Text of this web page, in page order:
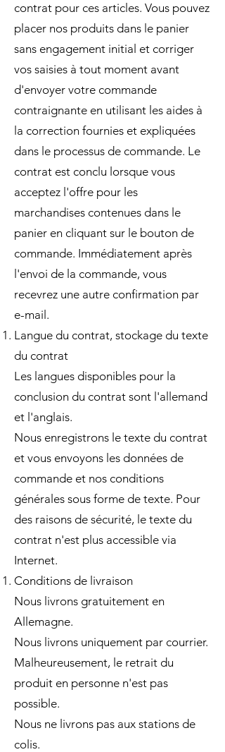
contrat pour ces articles. Vous pouvez
placer nos produits dans le panier
sans engagement initial et corriger
vos saisies à tout moment avant
d'envoyer votre commande
contraignante en utilisant les aides à
la correction fournies et expliquées
dans le processus de commande. Le
contrat est conclu lorsque vous
acceptez l'offre pour les
marchandises contenues dans le
panier en cliquant sur le bouton de
commande. Immédiatement après
l'envoi de la commande, vous
recevrez une autre confirmation par
e-mail.
Langue du contrat, stockage du texte
du contrat
Les langues disponibles pour la
conclusion du contrat sont l'allemand
et l'anglais.
Nous enregistrons le texte du contrat
et vous envoyons les données de
commande et nos conditions
générales sous forme de texte. Pour
des raisons de sécurité, le texte du
contrat n'est plus accessible via
Internet.
Conditions de livraison
Nous livrons gratuitement en
Allemagne.
Nous livrons uniquement par courrier.
Malheureusement, le retrait du
produit en personne n'est pas
possible.
Nous ne livrons pas aux stations de
colis.